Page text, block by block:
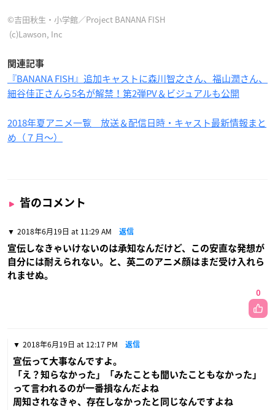
©吉田秋生・小学館／Project BANANA FISH
(c)Lawson, Inc
関連記事
『BANANA FISH』追加キャストに森川智之さん、福山潤さん、
細谷佳正さんら5名が解禁！第2弾PV＆ビジュアルも公開
2018年夏アニメ一覧 放送＆配信日時・キャスト最新情報まと
め（７月〜）
皆のコメント
2018年6月19日 at 11:29 AM 返信
宣伝しなきゃいけないのは承知なんだけど、この安直な発想が
自分には耐えられない。と、英二のアニメ顔はまだ受け入れら
れませぬ。
0
2018年6月19日 at 12:17 PM 返信
宣伝って大事なんですよ。
「え？知らなかった」「みたことも聞いたこともなかった」
って言われるのが一番損なんだよね
周知されなきゃ、存在しなかったと同じなんですよね